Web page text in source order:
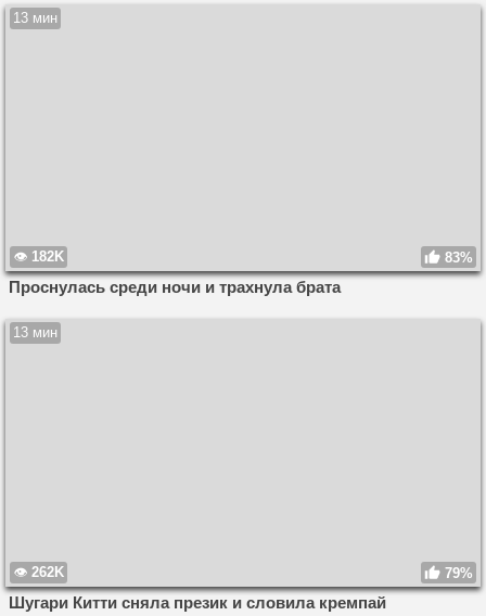
13 мин
182K 83%
Проснулась среди ночи и трахнула брата
13 мин
262K 79%
Шугари Китти сняла презик и словила кремпай